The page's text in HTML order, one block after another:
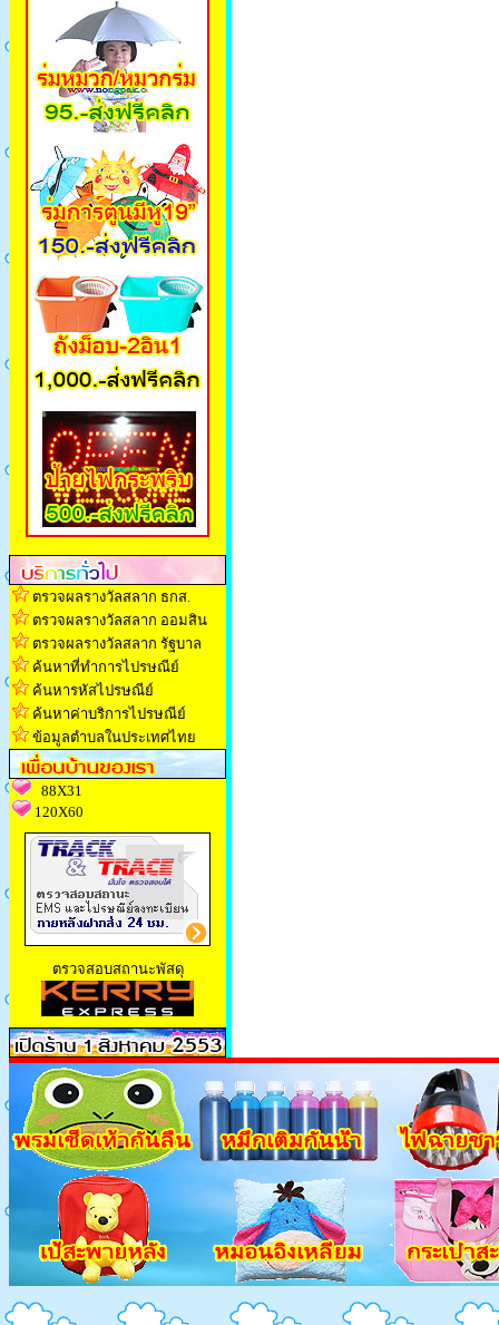
ตรวจผลรางวัลสลาก ธกส.
ตรวจผลรางวัลสลาก ออมสิน
ตรวจผลรางวัลสลาก รัฐบาล
ค้นหาที่ทำการไปรษณีย์
ค้นหารหัสไปรษณีย์
ค้นหาค่าบริการไปรษณีย์
ข้อมูลตำบลในประเทศไทย
88X31
120X60
ตรวจสอบสถานะพัสดุ